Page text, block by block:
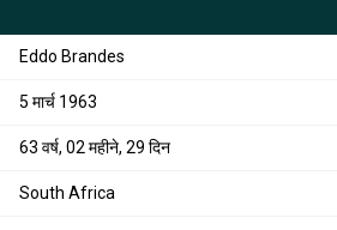
Eddo Brandes
5 मार्च 1963
63 वर्ष, 02 महीने, 29 दिन
South Africa